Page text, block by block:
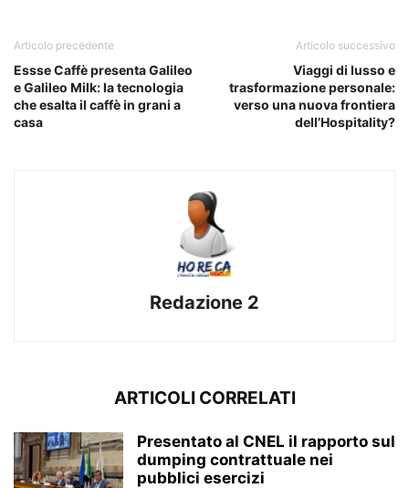
Articolo precedente
Essse Caffè presenta Galileo
e Galileo Milk: la tecnologia
che esalta il caffè in grani a
casa
Articolo successivo
Viaggi di lusso e
trasformazione personale:
verso una nuova frontiera
dell’Hospitality?
Redazione 2
ARTICOLI CORRELATI
Presentato al CNEL il rapporto sul
dumping contrattuale nei
pubblici esercizi